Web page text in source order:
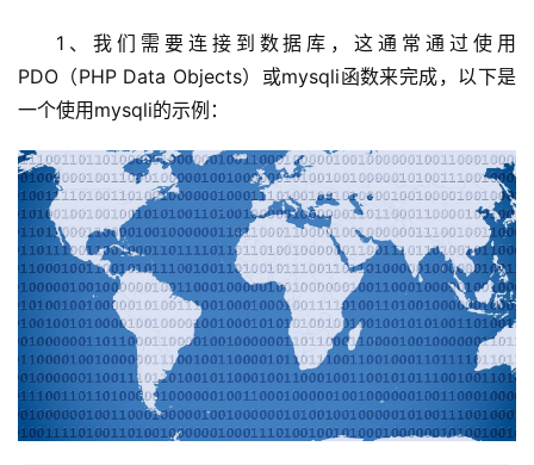
1、我们需要连接到数据库，这通常通过使用
PDO（PHP Data Objects）或mysqli函数来完成，以下是
一个使用mysqli的示例：